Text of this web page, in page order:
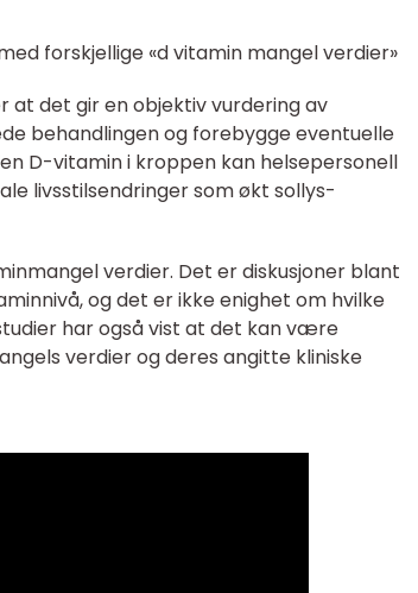
forskjellige «d vitamin mangel verdier»
at det gir en objektiv vurdering av
behandlingen og forebygge eventuelle
D-vitamin i kroppen kan helsepersonell
livsstilsendringer som økt sollys-
verdier. Det er diskusjoner blant
og det er ikke enighet om hvilke
har også vist at det kan være
verdier og deres angitte kliniske